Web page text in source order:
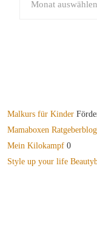
Malkurs für Kinder
Mamaboxen
Mein Kilokampf 0
Style up your life